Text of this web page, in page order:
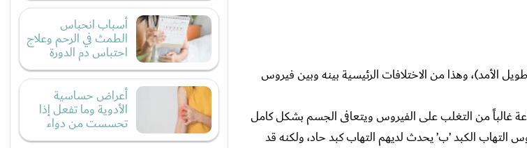
الأمد)، وهذا من الاختلافات الرئيسية بينه وبين فيروس
يتمكن جهاز المناعة غالباً من التغلب على الفيروس ويتعافى الجسم بشكل كامل
التهاب الكبد ’ب’ يحدث لديهم التهاب كبد حاد، ولكنه قد
أسباب انحباس
الطمث في الرحم وعلاج
احتباس دم الدورة
أعراض حساسية
الأدوية وما تفعل إذا
تحسست من دواء